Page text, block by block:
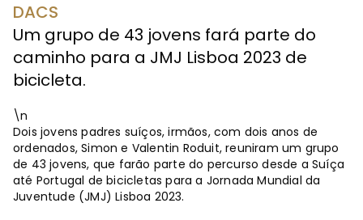
DACS
Um grupo de 43 jovens fará parte do
caminho para a JMJ Lisboa 2023 de
bicicleta.
\n
Dois jovens padres suíços, irmãos, com dois anos de
ordenados, Simon e Valentin Roduit, reuniram um grupo
de 43 jovens, que farão parte do percurso desde a Suíça
até Portugal de bicicletas para a Jornada Mundial da
Juventude (JMJ) Lisboa 2023.